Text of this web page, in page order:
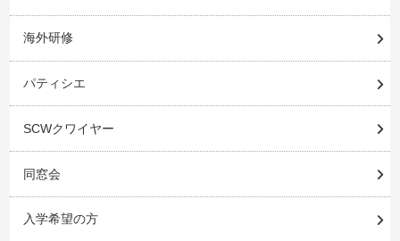
海外研修
パティシエ
SCWクワイヤー
同窓会
入学希望の方